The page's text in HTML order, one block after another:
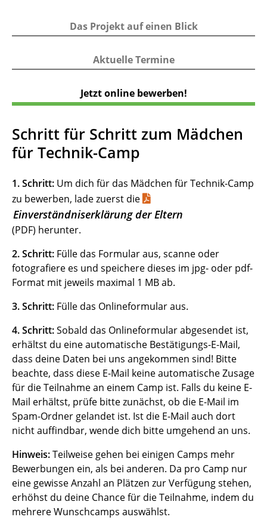
Das Projekt auf einen Blick
Aktuelle Termine
Jetzt online bewerben!
Schritt für Schritt zum Mädchen
für Technik-Camp
1. Schritt: Um dich für das Mädchen für Technik-Camp
zu bewerben, lade zuerst die
Einverständniserklärung der Eltern
(PDF) herunter.
2. Schritt: Fülle das Formular aus, scanne oder
fotografiere es und speichere dieses im jpg- oder pdf-
Format mit jeweils maximal 1 MB ab.
3. Schritt: Fülle das Onlineformular aus.
4. Schritt:Sobald das Onlineformular abgesendet ist,
erhältst du eine automatische Bestätigungs-E-Mail,
dass deine Daten bei uns angekommen sind! Bitte
beachte, dass diese E-Mail keine automatische Zusage
für die Teilnahme an einem Camp ist. Falls du keine E-
Mail erhältst, prüfe bitte zunächst, ob die E-Mail im
Spam-Ordner gelandet ist. Ist die E-Mail auch dort
nicht auffindbar, wende dich bitte umgehend an uns.
Hinweis:Teilweise gehen bei einigen Camps mehr
Bewerbungen ein, als bei anderen. Da pro Camp nur
eine gewisse Anzahl an Plätzen zur Verfügung stehen,
erhöhst du deine Chance für die Teilnahme, indem du
mehrere Wunschcamps auswählst.